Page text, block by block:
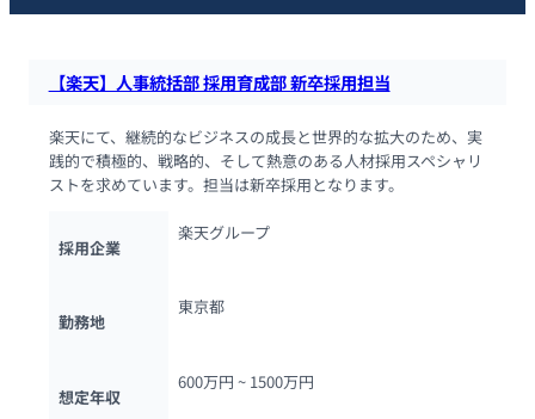
【楽天】人事統括部 採用育成部 新卒採用担当
楽天にて、継続的なビジネスの成長と世界的な拡大のため、実
践的で積極的、戦略的、そして熱意のある人材採用スペシャリ
ストを求めています。担当は新卒採用となります。
採用企業
楽天グループ
勤務地
東京都
想定年収
600万円 ~ 1500万円